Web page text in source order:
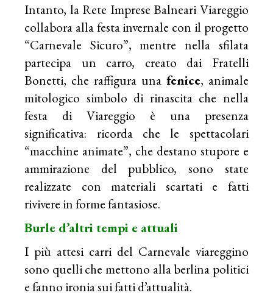
Intanto, la Rete Imprese Balneari Viareggio
collabora alla festa invernale con il progetto
“Carnevale Sicuro”, mentre nella sfilata
partecipa un carro, creato dai Fratelli
Bonetti, che raffigura una fenice, animale
mitologico simbolo di rinascita che nella
festa di Viareggio è una presenza
significativa: ricorda che le spettacolari
“macchine animate”, che destano stupore e
ammirazione del pubblico, sono state
realizzate con materiali scartati e fatti
rivivere in forme fantasiose.
Burle d’altri tempi e attuali
I più attesi carri del Carnevale viareggino
sono quelli che mettono alla berlina politici
e fanno ironia sui fatti d’attualità.